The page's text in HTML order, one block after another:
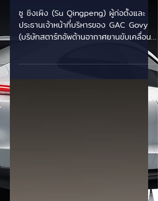
เทคโนโลยีรถยนต์บินได้
ซู ชิงเผิง (Su Qingpeng) ผู้ก่อตั้งและ
ประธานเจ้าหน้าที่บริหารของ GAC Govy
(บริษัทสตาร์ทอัพด้านอากาศยานขับเคลื่อน
ด้วยไฟฟ้าในเครือ GAC Group) ได้ออกมา
เน้นย้ำถึงทิศทางสำคัญของอุตสาหกรรม
และความปลอดภัยขั้นสูงสุด ไฮไลท์สำคัญ